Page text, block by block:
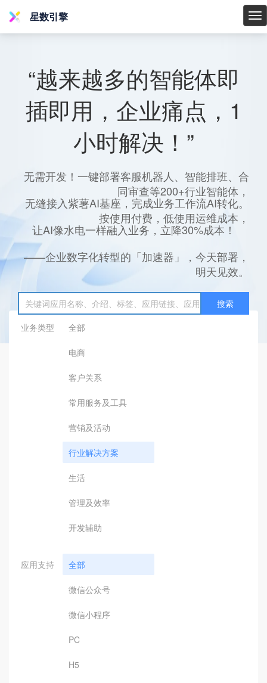
星
星数引擎
“越来越多的智能体即
插即用，企业痛点，1
小时解决！”
无需开发！一键部署客服机器人、智能排班、合
同审查等200+行业智能体，
无缝接入紫薯AI基座，完成业务工作流AI转化。
按使用付费，低使用运维成本，
让AI像水电一样融入业务，立降30%成本！
——企业数字化转型的「加速器」，今天部署，
明天见效。
搜索
业务类型
全部
电商
客户关系
常用服务及工具
营销及活动
行业解决方案
生活
管理及效率
开发辅助
应用支持 全部
微信公众号
微信小程序
PC
H5